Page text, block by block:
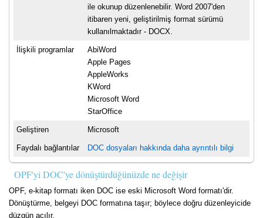
ile okunup düzenlenebilir. Word 2007'den
itibaren yeni, geliştirilmiş format sürümü
kullanılmaktadır - DOCX.
İlişkili programlar
AbiWord
Apple Pages
AppleWorks
KWord
Microsoft Word
StarOffice
Geliştiren Microsoft
Faydalı bağlantılar DOC dosyaları hakkında daha ayrıntılı bilgi
OPF'yi DOC'ye dönüştürdüğünüzde ne değişir
OPF, e-kitap formatı iken DOC ise eski Microsoft Word formatı'dir.
Dönüştürme, belgeyi DOC formatına taşır; böylece doğru düzenleyicide
düzgün açılır.